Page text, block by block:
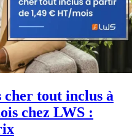
cher tout inclus à
chez LWS :